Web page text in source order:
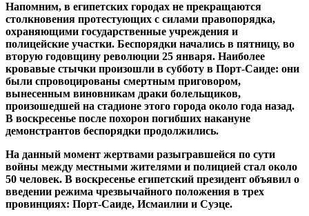
Напомним, в египетских городах не прекращаются
столкновения протестующих с силами правопорядка,
охраняющими государственные учреждения и
полицейские участки. Беспорядки начались в пятницу, во
вторую годовщину революции 25 января. Наиболее
кровавые стычки произошли в субботу в Порт-Саиде: они
были спровоцированы смертным приговором,
вынесенным виновникам драки болельщиков,
произошедшей на стадионе этого города около года назад.
В воскресенье после похорон погибших накануне
демонстрантов беспорядки продолжились.
На данный момент жертвами разыгравшейся по сути
войны между местными жителями и полицией стал около
50 человек. В воскресенье египетский президент объявил о
введении режима чрезвычайного положения в трех
провинциях: Порт-Саиде, Исмаилии и Суэце.